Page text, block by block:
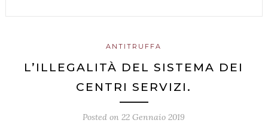
ANTITRUFFA
L’ILLEGALITÀ DEL SISTEMA DEI
CENTRI SERVIZI.
Posted on22 Gennaio 2019